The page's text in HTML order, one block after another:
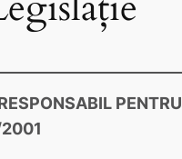
PENTRU